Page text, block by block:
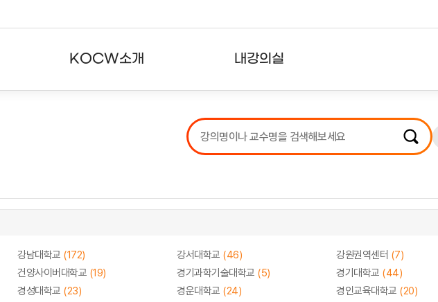
KOCW소개 내강의실
강의리스트
수강확인증강의
강남대학교 (172) 강서대학교 (46) 강원권역센터 (7)
건양사이버대학교 (19) 경기과학기술대학교 (5) 경기대학교 (44)
경성대학교 (23) 경운대학교 (24) 경인교육대학교 (20)